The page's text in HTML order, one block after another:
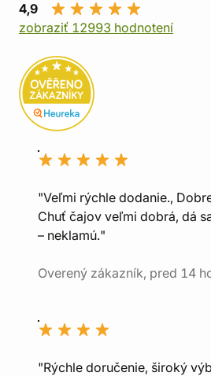
4,9
zobraziť 12993 hodnotení
"Veľmi rýchle dodanie.,
Chuť čajov veľmi dobrá, dá
– neklamú."
Overený zákazník, pred 14
"Rýchle doručenie, široký